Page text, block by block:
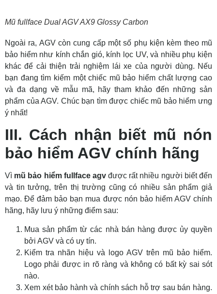
Mũ fullface Dual AGV AX9 Glossy Carbon
Ngoài ra, AGV còn cung cấp một số phụ kiện kèm theo mũ
bảo hiểm như kính chắn gió, kính lọc UV, và nhiều phụ kiện
khác để cải thiện trải nghiệm lái xe của người dùng. Nếu
bạn đang tìm kiếm một chiếc mũ bảo hiểm chất lượng cao
và đa dạng về mẫu mã, hãy tham khảo đến những sản
phẩm của AGV. Chúc bạn tìm được chiếc mũ bảo hiểm ưng
ý nhất!
III. Cách nhận biết mũ nón
bảo hiểm AGV chính hãng
Vì mũ bảo hiểm fullface agvđược rất nhiều người biết đến
và tin tưởng, trên thị trường cũng có nhiều sản phẩm giả
mạo. Để đảm bảo bạn mua được nón bảo hiểm AGV chính
hãng, hãy lưu ý những điểm sau:
Mua sản phẩm từ các nhà bán hàng được ủy quyền
bởi AGV và có uy tín.
Kiểm tra nhãn hiệu và logo AGV trên mũ bảo hiểm.
Logo phải được in rõ ràng và không có bất kỳ sai sót
nào.
Xem xét bảo hành và chính sách hỗ trợ sau bán hàng.